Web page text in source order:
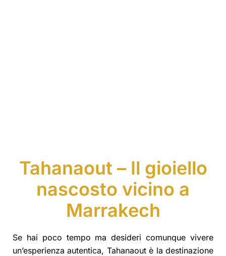
Tahanaout – Il gioiello
nascosto vicino a
Marrakech
Se hai poco tempo ma desideri comunque vivere
un’esperienza autentica, Tahanaout è la destinazione